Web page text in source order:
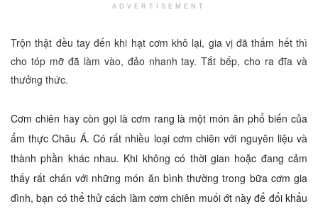
ADVERTISEMENT
Trộn thật đều tay đến khi hạt cơm khô lại, gia vị đã thấm hết thì
cho tóp mỡ đã làm vào, đảo nhanh tay. Tắt bếp, cho ra đĩa và
thưởng thức.
Cơm chiên hay còn gọi là cơm rang là một món ăn phổ biến của
ẩm thực Châu Á. Có rất nhiều loại cơm chiên với nguyên liệu và
thành phần khác nhau. Khi không có thời gian hoặc đang cảm
thấy rất chán với những món ăn bình thường trong bữa cơm gia
đình, bạn có thể thử cách làm cơm chiên muối ớt này để đổi khẩu